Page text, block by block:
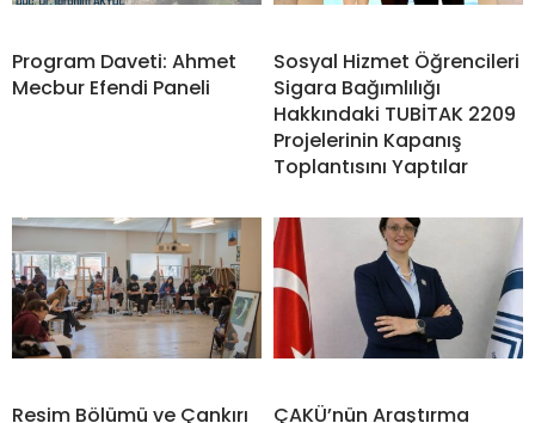
Program Daveti: Ahmet
Mecbur Efendi Paneli
Sosyal Hizmet Öğrencileri
Sigara Bağımlılığı
Hakkındaki TUBİTAK 2209
Projelerinin Kapanış
Toplantısını Yaptılar
Resim Bölümü ve Çankırı
ÇAKÜ’nün Araştırma